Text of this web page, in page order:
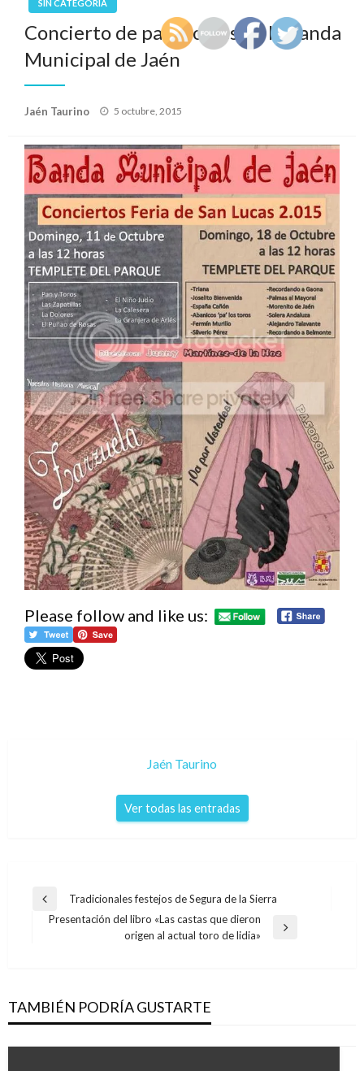
SIN CATEGORÍA
Concierto de pasodobles de la Banda
Municipal de Jaén
Jaén Taurino
Publicado
5 octubre, 2015
Please follow and like us:
Jaén Taurino
Ver todas las entradas
Navegación
de
Entrada
anterior
Tradicionales festejos de Segura de la Sierra
Presentación del libro «Las castas que dieron
origen al actual toro de lidia»
TAMBIÉN PODRÍA GUSTARTE